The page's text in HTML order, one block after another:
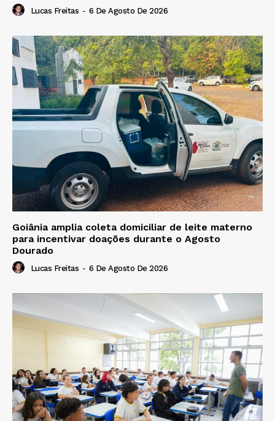
Lucas Freitas - 6 De Agosto De 2026
Goiânia amplia coleta domiciliar de leite materno
para incentivar doações durante o Agosto
Dourado
Lucas Freitas - 6 De Agosto De 2026